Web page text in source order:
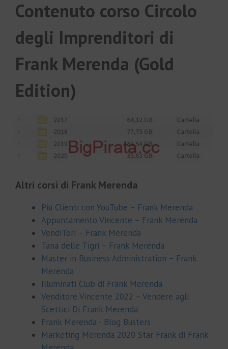
Contenuto corso Circolo
degli Imprenditori di
Frank Merenda (Gold
Edition)
Altri corsi di Frank Merenda
Più Clienti con YouTube – Frank Merenda
Appuntamento Vincente – Frank Merenda
VendiTori – Frank Merenda
Tana delle Tigri – Frank Merenda
Master in Business Administration – Frank
Merenda
Illuminati Club di Frank Merenda
Venditore Vincente 2022 – Vendere agli
Scettici Di Frank Merenda
Frank Merenda - Blog Busters
Marketing Merenda 2020 Star Frank di Frank